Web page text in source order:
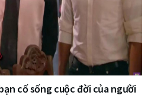
cố sống cuộc đời của người